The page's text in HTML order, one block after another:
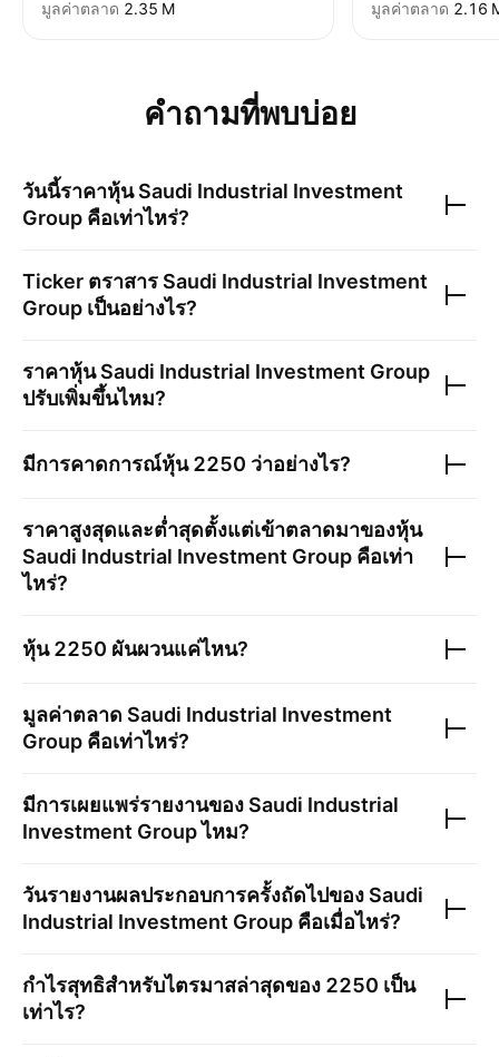
มูลค่าตลาด ‪2.35 M‬
มูลค่าตลาด ‪2.16
คำถามที่พบบ่อย
วันนี้ราคาหุ้นSaudi Industrial Investment
Group คือเท่าไหร่?
Ticker ตราสาร Saudi Industrial Investment
Group เป็นอย่างไร?
ราคาหุ้นSaudi Industrial Investment Group
ปรับเพิ่มขึ้นไหม?
มีการคาดการณ์หุ้น2250 ว่าอย่างไร?
ราคาสูงสุดและต่ำสุดตั้งแต่เข้าตลาดมาของหุ้น
Saudi Industrial Investment Group คือเท่า
ไหร่?
หุ้น2250 ผันผวนแค่ไหน?
มูลค่าตลาด Saudi Industrial Investment
Group คือเท่าไหร่?
มีการเผยแพร่รายงานของ Saudi Industrial
Investment Groupไหม?
วันรายงานผลประกอบการครั้งถัดไปของ Saudi
Industrial Investment Group คือเมื่อไหร่?
กำไรสุทธิสำหรับไตรมาสล่าสุดของ 2250 เป็น
เท่าไร?